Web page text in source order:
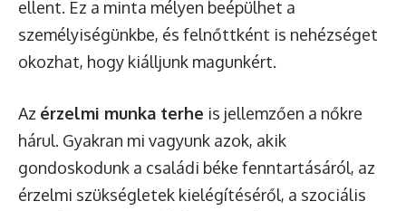
ellent. Ez a minta mélyen beépülhet a
személyiségünkbe, és felnőttként is nehézséget
okozhat, hogy kiálljunk magunkért.
Az érzelmi munka terhe is jellemzően a nőkre
hárul. Gyakran mi vagyunk azok, akik
gondoskodunk a családi béke fenntartásáról, az
érzelmi szükségletek kielégítéséről, a szociális